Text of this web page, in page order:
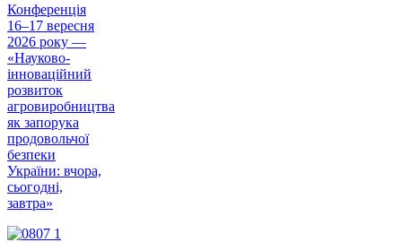
Конференція
16–17 вересня
2026 року —
«Науково-
інноваційний
розвиток
агровиробництва
як запорука
продовольчої
безпеки
України: вчора,
сьогодні,
завтра»